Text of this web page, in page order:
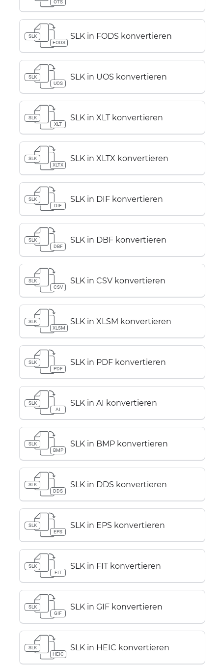
OTS
SLK
FODS
SLK in FODS konvertieren
SLK
UOS
SLK in UOS konvertieren
SLK
XLT
SLK in XLT konvertieren
SLK
XLTX
SLK in XLTX konvertieren
SLK
DIF
SLK in DIF konvertieren
SLK
DBF
SLK in DBF konvertieren
SLK
CSV
SLK in CSV konvertieren
SLK
XLSM
SLK in XLSM konvertieren
SLK
PDF
SLK in PDF konvertieren
SLK
AI
SLK in AI konvertieren
SLK
BMP
SLK in BMP konvertieren
SLK
DDS
SLK in DDS konvertieren
SLK
EPS
SLK in EPS konvertieren
SLK
FIT
SLK in FIT konvertieren
SLK
GIF
SLK in GIF konvertieren
SLK
HEIC
SLK in HEIC konvertieren